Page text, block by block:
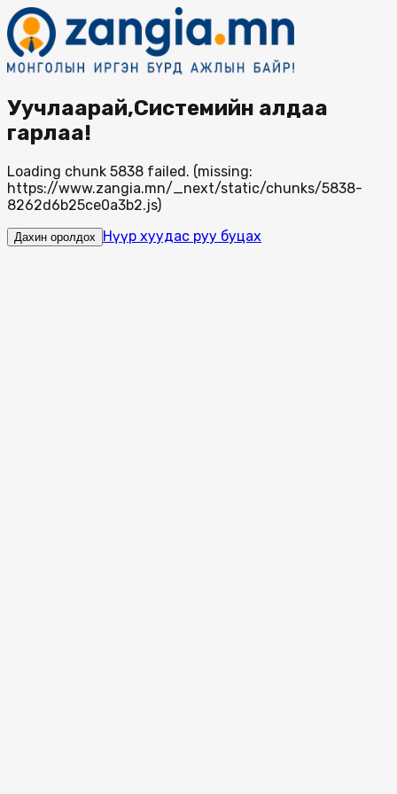
Уучлаарай,Системийн алдаа
гарлаа!
Loading chunk 5838 failed. (missing:
https://www.zangia.mn/_next/static/chunks/5838-
8262d6b25ce0a3b2.js)
Дахин оролдох Нүүр хуудас руу буцах